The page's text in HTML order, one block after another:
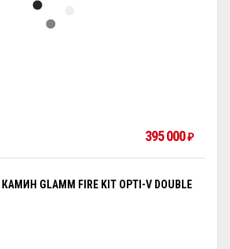
395 000₽
GLAMM FIRE KIT OPTI-V DOUBLE